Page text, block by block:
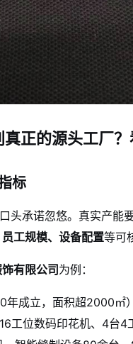
正的源头工厂
标
头承诺忽悠。真实产能要
工规模、设备配置等可
饰有限公司为例：
年成立，面积超2000㎡
工位数码印花机、4台4